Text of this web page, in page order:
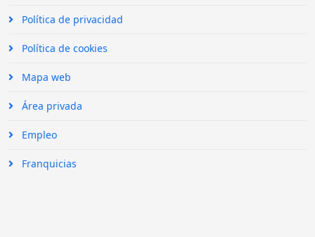
Política de privacidad
Política de cookies
Mapa web
Área privada
Empleo
Franquicias